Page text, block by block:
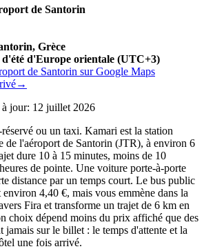
de Santorin
Grèce
d'été d'Europe orientale (UTC+3)
de Santorin sur Google Maps
→
jour: 12 juillet 2026
ou un taxi. Kamari est la station
de l'aéroport de Santorin (JTR), à environ 6
dure 10 à 15 minutes, moins de 10
de pointe. Une voiture porte-à-porte
distance par un temps court. Le bus public
environ 4,40 €, mais vous emmène dans la
Fira et transforme un trajet de 6 km en
choix dépend moins du prix affiché que des
jamais sur le billet : le temps d'attente et la
une fois arrivé.